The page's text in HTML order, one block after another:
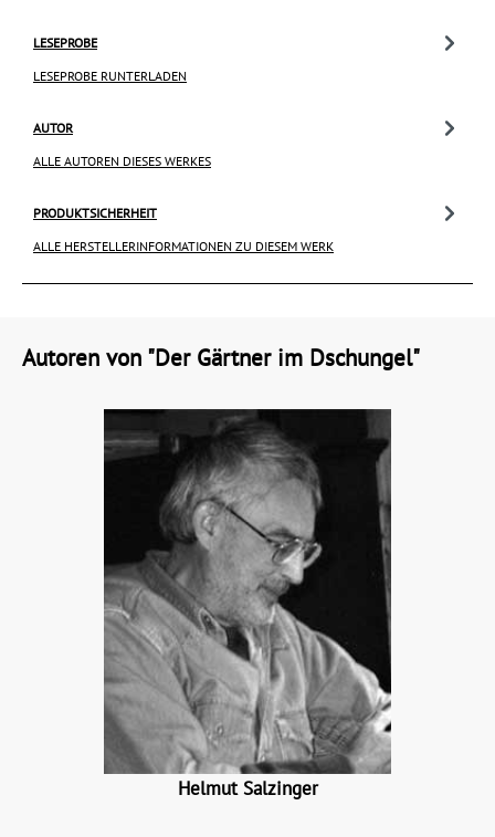
LESEPROBE
LESEPROBE RUNTERLADEN
AUTOR
ALLE AUTOREN DIESES WERKES
PRODUKTSICHERHEIT
ALLE HERSTELLERINFORMATIONEN ZU DIESEM WERK
Autoren von "Der Gärtner im Dschungel"
Helmut Salzinger